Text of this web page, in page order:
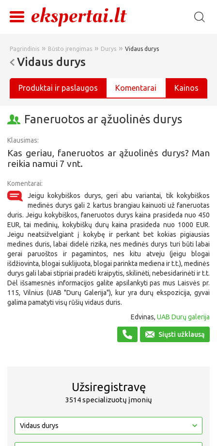
Pagrindinis » Būsto įrengimas » Durys » Vidaus durys
Vidaus durys
Produktai ir paslaugos Komentarai Kainos
Faneruotos ar ąžuolinės durys
Klausimas:
Kas geriau, faneruotos ar ąžuolinės durys? Man
reikia namui 7 vnt.
Komentarai:
Jeigu kokybiškos durys, geri abu variantai, tik kokybiškos
medinės durys gali 2 kartus brangiau kainuoti už faneruotas
duris. Jeigu kokybiškos, faneruotos durys kaina prasideda nuo 450
EUR, tai medinių, kokybiškų durų kaina prasideda nuo 1000 EUR.
Jeigu neatsižvelgiant į kokybę ir perkant bet kokias pigiausias
medines duris, labai didelė rizika, nes medinės durys turi būti labai
gerai paruoštos ir pagamintos, nes kitu atveju (jeigu blogai
išdžiovinta, blogai suklijuota, blogai parinkta mediena ir t.t.), medinės
durys gali labai stipriai pradėti kraipytis, skilinėti, nebesidarinėti ir t.t.
Dėl išsamesnės informacijos galite apsilankyti pas mus Laisvės pr.
115, Vilnius (UAB "Durų Galerija"), kur yra durų ekspozicija, gyvai
galima pamatyti visų rūšių vidaus duris.
Edvinas, UAB Durų galerija
Siųsti užklausą
Užsiregistravę
3514 specializuotų įmonių